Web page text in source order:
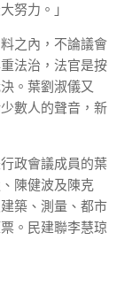
努力。」
之內，不論議會
法治，法官是按
。葉劉淑儀又
數人的聲音，新
政會議成員的葉
陳健波及陳克
築、測量、都市
。民建聯李慧琼